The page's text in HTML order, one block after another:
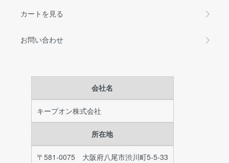
カートを見る
お問い合わせ
会社名
キープオン株式会社
所在地
〒581-0075 大阪府八尾市渋川町5-5-33